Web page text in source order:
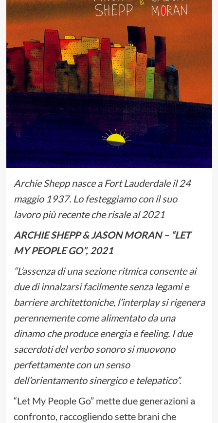
Archie Shepp nasce a Fort Lauderdale il 24
maggio 1937. Lo festeggiamo con il suo
lavoro più recente che risale al 2021
ARCHIE SHEPP & JASON MORAN – “LET
MY PEOPLE GO”, 2021
“L’assenza di una sezione ritmica consente ai
due di innalzarsi facilmente senza legami e
barriere architettoniche, l’interplay si rigenera
perennemente come alimentato da una
dinamo che produce energia e feeling. I due
sacerdoti del verbo sonoro si muovono
perfettamente con un senso
dell’orientamento sinergico e telepatico”.
“Let My People Go” mette due generazioni a
confronto, raccogliendo sette brani che